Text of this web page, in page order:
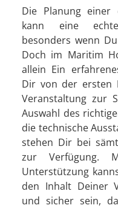
Die Planung einer
kann eine
besonders wenn
Doch im Maritim
allein Ein
Dir von der ersten
Veranstaltung zur
Auswahl des
die technische
stehen Dir bei
zur Verfügung.
Unterstützung
den Inhalt Deiner
und sicher sein,